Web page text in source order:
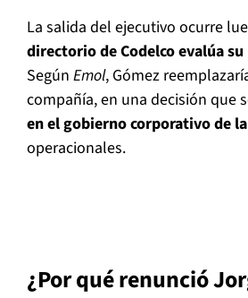
La salida del ejecutivo ocurre
directorio de Codelco evalúa
Según Emol, Gómez
compañía, en una decisión que
en el gobierno corporativo de
operacionales.
¿Por qué renunció